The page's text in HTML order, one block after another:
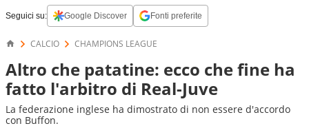
Seguici su: Google Discover Fonti preferite
CALCIO CHAMPIONS LEAGUE
Altro che patatine: ecco che fine ha
fatto l'arbitro di Real-Juve
La federazione inglese ha dimostrato di non essere d'accordo
con Buffon.